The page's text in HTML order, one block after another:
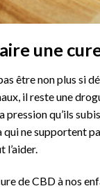
une
être non plus si
il reste une
pression qu’ils
ne supportent
de CBD à nos